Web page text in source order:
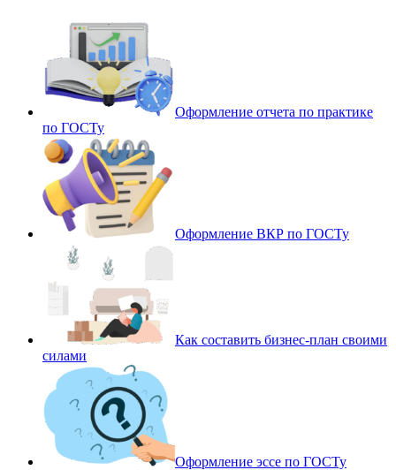
Оформление отчета по практике
по ГОСТу
Оформление ВКР по ГОСТу
Как составить бизнес-план своими
силами
Оформление эссе по ГОСТу